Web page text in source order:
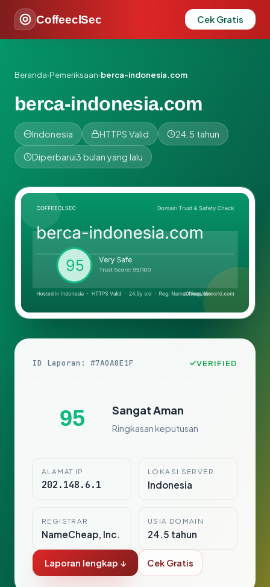
CoffeeclSec Cek Gratis
Beranda›Pemeriksaan›berca-indonesia.com
berca-indonesia.com
Indonesia HTTPS Valid 24.5 tahun
Diperbarui3 bulan yang lalu
ID Laporan: #7A0A0E1F VERIFIED
95 Sangat Aman
Ringkasan keputusan
ALAMAT IP
202.148.6.1
LOKASI SERVER
Indonesia
REGISTRAR
NameCheap, Inc.
USIA DOMAIN
24.5 tahun
Laporan lengkap ↓ Cek Gratis